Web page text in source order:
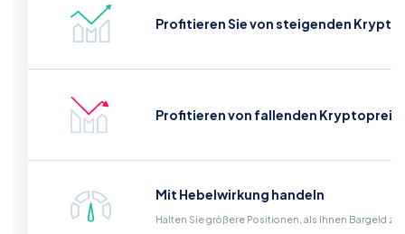
Profitieren Sie von steigenden
Profitieren von fallenden
Mit Hebelwirkung handeln
Halten Sie größere Positionen, als Ihnen Bargeld